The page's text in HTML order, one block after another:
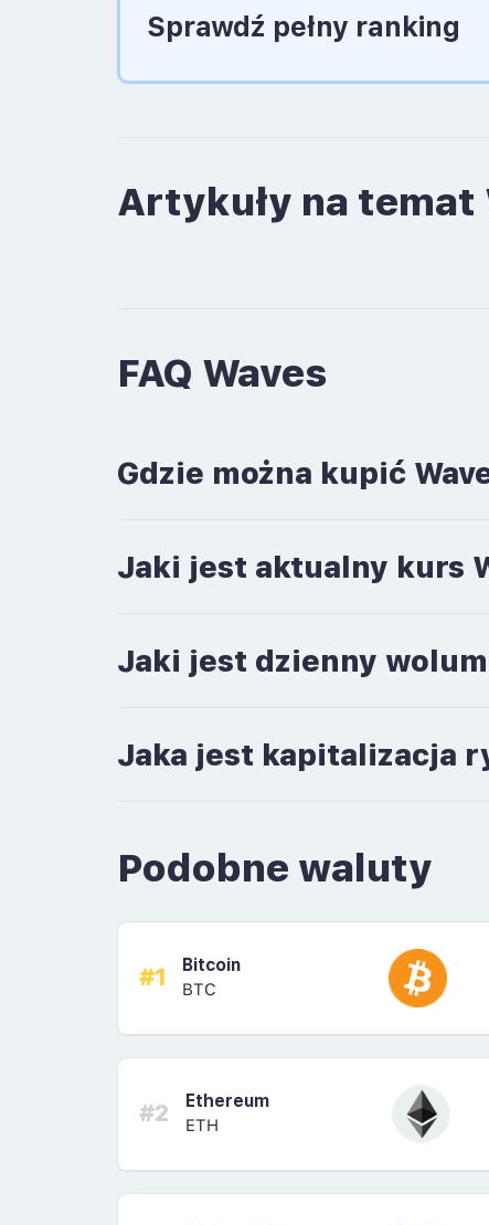
Sprawdź pełny ranking
Artykuły na temat
FAQ Waves
Gdzie można kupić
Jaki jest aktualny kurs
Jaki jest dzienny
Jaka jest kapitalizacja
Podobne waluty
#1
Bitcoin
BTC
#2
Ethereum
ETH